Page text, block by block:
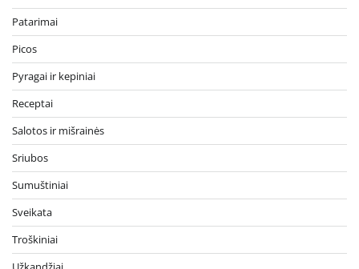
Patarimai
Picos
Pyragai ir kepiniai
Receptai
Salotos ir mišrainės
Sriubos
Sumuštiniai
Sveikata
Troškiniai